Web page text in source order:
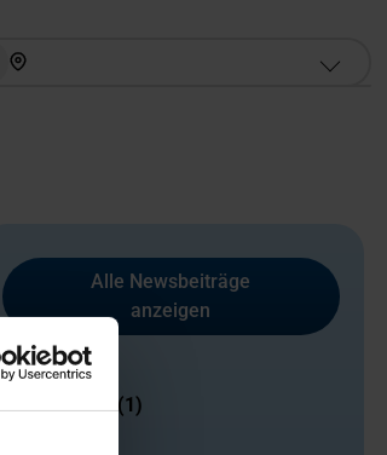
Hier finden Sie uns
Alle Newsbeiträge
anzeigen
2026
2025
Januar 2025(1)